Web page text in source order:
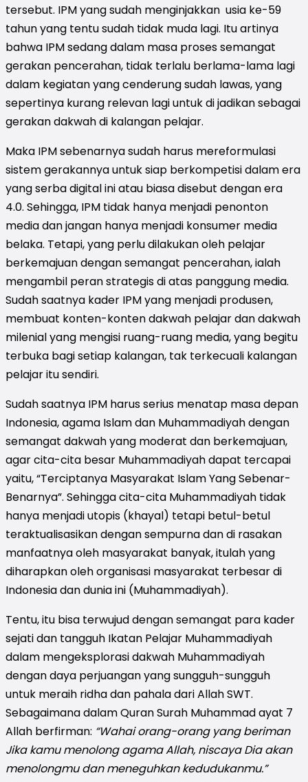
tersebut. IPM yang sudah menginjakkan usia ke-59
tahun yang tentu sudah tidak muda lagi. Itu artinya
bahwa IPM sedang dalam masa proses semangat
gerakan pencerahan, tidak terlalu berlama-lama lagi
dalam kegiatan yang cenderung sudah lawas, yang
sepertinya kurang relevan lagi untuk di jadikan sebagai
gerakan dakwah di kalangan pelajar.
Maka IPM sebenarnya sudah harus mereformulasi
sistem gerakannya untuk siap berkompetisi dalam era
yang serba digital ini atau biasa disebut dengan era
4.0. Sehingga, IPM tidak hanya menjadi penonton
media dan jangan hanya menjadi konsumer media
belaka. Tetapi, yang perlu dilakukan oleh pelajar
berkemajuan dengan semangat pencerahan, ialah
mengambil peran strategis di atas panggung media.
Sudah saatnya kader IPM yang menjadi produsen,
membuat konten-konten dakwah pelajar dan dakwah
milenial yang mengisi ruang-ruang media, yang begitu
terbuka bagi setiap kalangan, tak terkecuali kalangan
pelajar itu sendiri.
Sudah saatnya IPM harus serius menatap masa depan
Indonesia, agama Islam dan Muhammadiyah dengan
semangat dakwah yang moderat dan berkemajuan,
agar cita-cita besar Muhammadiyah dapat tercapai
yaitu, “Terciptanya Masyarakat Islam Yang Sebenar-
Benarnya”. Sehingga cita-cita Muhammadiyah tidak
hanya menjadi utopis (khayal) tetapi betul-betul
teraktualisasikan dengan sempurna dan di rasakan
manfaatnya oleh masyarakat banyak, itulah yang
diharapkan oleh organisasi masyarakat terbesar di
Indonesia dan dunia ini (Muhammadiyah).
Tentu, itu bisa terwujud dengan semangat para kader
sejati dan tangguh Ikatan Pelajar Muhammadiyah
dalam mengeksplorasi dakwah Muhammadiyah
dengan daya perjuangan yang sungguh-sungguh
untuk meraih ridha dan pahala dari Allah SWT.
Sebagaimana dalam Quran Surah Muhammad ayat 7
Allah berfirman: “Wahai orang-orang yang beriman
Jika kamu menolong agama Allah, niscaya Dia akan
menolongmu dan meneguhkan kedudukanmu.”